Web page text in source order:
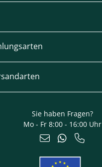
Sie haben Fragen?
Mo - Fr 8:00 - 16:00 Uhr